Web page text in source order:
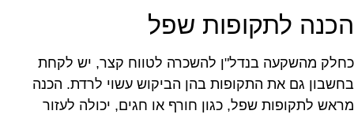
לתקופות שפל
מהשקעה בנדל"ן להשכרה לטווח קצר, יש לקחת
גם את התקופות בהן הביקוש עשוי לרדת. הכנה
לתקופות שפל, כגון חורף או חגים, יכולה לעזור